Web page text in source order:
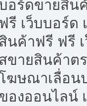
อร์ดขายสิน
ฟรี เว็บบอร์ด
สินค้าฟรี ฟรี
สขายสินค้าต
ฆษณาเลื่อน
องออนไลน์